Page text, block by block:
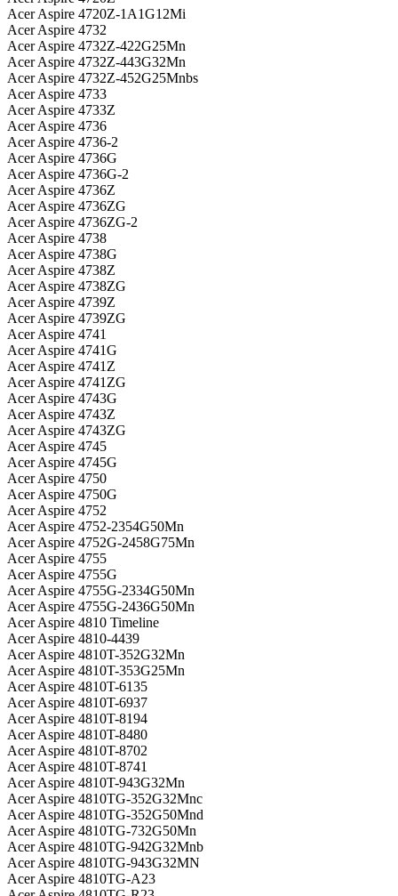
Acer Aspire 4720Z-1A1G12Mi
Acer Aspire 4732
Acer Aspire 4732Z-422G25Mn
Acer Aspire 4732Z-443G32Mn
Acer Aspire 4732Z-452G25Mnbs
Acer Aspire 4733
Acer Aspire 4733Z
Acer Aspire 4736
Acer Aspire 4736-2
Acer Aspire 4736G
Acer Aspire 4736G-2
Acer Aspire 4736Z
Acer Aspire 4736ZG
Acer Aspire 4736ZG-2
Acer Aspire 4738
Acer Aspire 4738G
Acer Aspire 4738Z
Acer Aspire 4738ZG
Acer Aspire 4739Z
Acer Aspire 4739ZG
Acer Aspire 4741
Acer Aspire 4741G
Acer Aspire 4741Z
Acer Aspire 4741ZG
Acer Aspire 4743G
Acer Aspire 4743Z
Acer Aspire 4743ZG
Acer Aspire 4745
Acer Aspire 4745G
Acer Aspire 4750
Acer Aspire 4750G
Acer Aspire 4752
Acer Aspire 4752-2354G50Mn
Acer Aspire 4752G-2458G75Mn
Acer Aspire 4755
Acer Aspire 4755G
Acer Aspire 4755G-2334G50Mn
Acer Aspire 4755G-2436G50Mn
Acer Aspire 4810 Timeline
Acer Aspire 4810-4439
Acer Aspire 4810T-352G32Mn
Acer Aspire 4810T-353G25Mn
Acer Aspire 4810T-6135
Acer Aspire 4810T-6937
Acer Aspire 4810T-8194
Acer Aspire 4810T-8480
Acer Aspire 4810T-8702
Acer Aspire 4810T-8741
Acer Aspire 4810T-943G32Mn
Acer Aspire 4810TG-352G32Mnc
Acer Aspire 4810TG-352G50Mnd
Acer Aspire 4810TG-732G50Mn
Acer Aspire 4810TG-942G32Mnb
Acer Aspire 4810TG-943G32MN
Acer Aspire 4810TG-A23